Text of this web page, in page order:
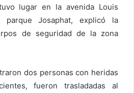
lugar en la avenida Louis
parque Josaphat, explicó la
de seguridad de la zona
dos personas con heridas
fueron trasladadas al